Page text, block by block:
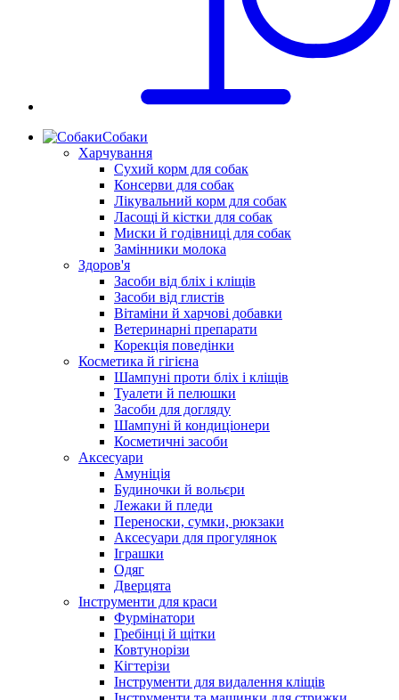
Собаки
Харчування
Сухий корм для собак
Консерви для собак
Лікувальний корм для собак
Ласощі й кістки для собак
Миски й годівниці для собак
Замінники молока
Здоров'я
Засоби від бліх і кліщів
Засоби від глистів
Вітаміни й харчові добавки
Ветеринарні препарати
Корекція поведінки
Косметика й гігієна
Шампуні проти бліх і кліщів
Туалети й пелюшки
Засоби для догляду
Шампуні й кондиціонери
Косметичні засоби
Аксесуари
Амуніція
Будиночки й вольєри
Лежаки й пледи
Переноски, сумки, рюкзаки
Аксесуари для прогулянок
Іграшки
Одяг
Дверцята
Інструменти для краси
Фурмінатори
Гребінці й щітки
Ковтунорізи
Кігтерізи
Інструменти для видалення кліщів